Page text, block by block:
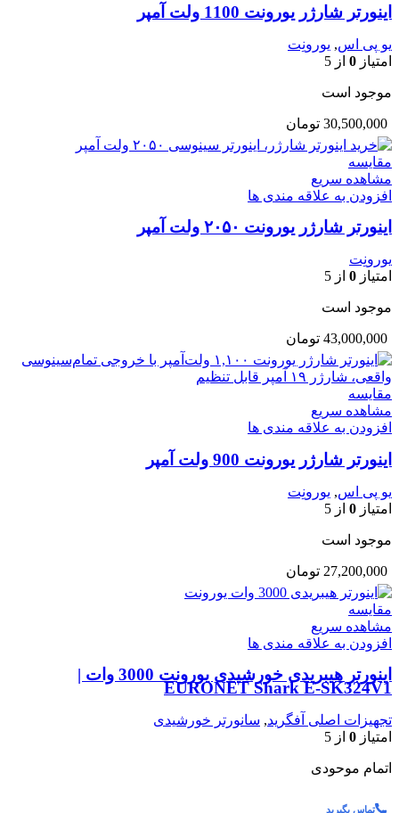
اینورتر شارژر یورونت 1100 ولت آمپر
یو پی اس, یورونِت
امتیاز 0 از 5
موجود است
30,500,000 تومان
مقایسه
مشاهده سریع
افزودن به علاقه مندی ها
اینورتر شارژر یورونت ۲۰۵۰ ولت آمپر
یورونِت
امتیاز 0 از 5
موجود است
43,000,000 تومان
مقایسه
مشاهده سریع
افزودن به علاقه مندی ها
اینورتر شارژر یورونت 900 ولت آمپر
یو پی اس, یورونِت
امتیاز 0 از 5
موجود است
27,200,000 تومان
مقایسه
مشاهده سریع
افزودن به علاقه مندی ها
اینورتر هیبریدی خورشیدی یورونت 3000 وات |
EURONET Shark E‑SK324V1
تجهیزات اصلی آفگرید, سانورتر خورشیدی
امتیاز 0 از 5
اتمام موحودی
تماس بگیرید